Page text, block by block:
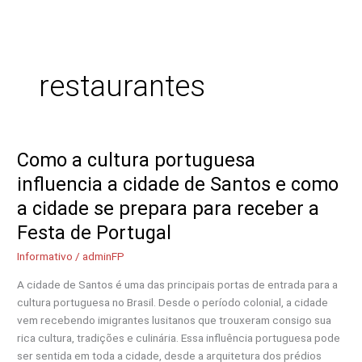
restaurantes
Como a cultura portuguesa
influencia a cidade de Santos e como
a cidade se prepara para receber a
Festa de Portugal
Informativo / adminFP
A cidade de Santos é uma das principais portas de entrada para a
cultura portuguesa no Brasil. Desde o período colonial, a cidade
vem recebendo imigrantes lusitanos que trouxeram consigo sua
rica cultura, tradições e culinária. Essa influência portuguesa pode
ser sentida em toda a cidade, desde a arquitetura dos prédios
Como
a
cultura
portuguesa
influencia
cidade
de
Santos
e
como
a